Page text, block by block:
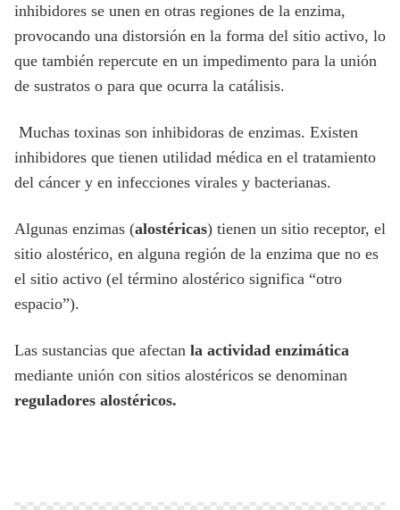
inhibidores se unen en otras regiones de la enzima,
provocando una distorsión en la forma del sitio activo, lo
que también repercute en un impedimento para la unión
de sustratos o para que ocurra la catálisis.
Muchas toxinas son inhibidoras de enzimas. Existen
inhibidores que tienen utilidad médica en el tratamiento
del cáncer y en infecciones virales y bacterianas.
Algunas enzimas (alostéricas) tienen un sitio receptor, el
sitio alostérico, en alguna región de la enzima que no es
el sitio activo (el término alostérico significa “otro
espacio”).
Las sustancias que afectan la actividad enzimática
mediante unión con sitios alostéricos se denominan
reguladores alostéricos.